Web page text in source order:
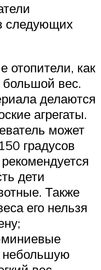
следующих
отопители, как
вес.
делаются
агрегаты.
может
градусов
дети
Также
его нельзя